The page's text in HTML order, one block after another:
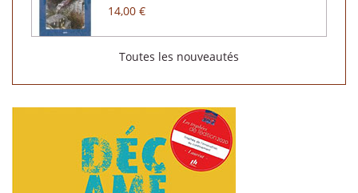
14,00 €
Toutes les nouveautés